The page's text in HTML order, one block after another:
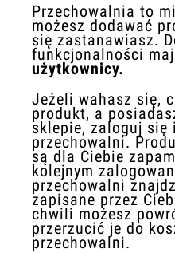
Przechowalnia to
możesz dodawać
się zastanawiasz.
funkcjonalności
użytkownicy.
Jeżeli wahasz się,
produkt, a
sklepie, zaloguj się
przechowalni.
są dla Ciebie
kolejnym
przechowalni
zapisane przez
chwili możesz
przerzucić je do
przechowalni.